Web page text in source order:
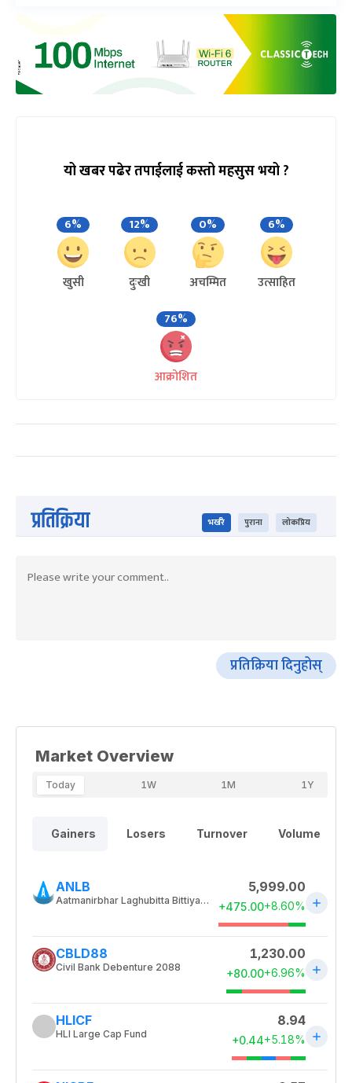
यो खबर पढेर तपाईलाई कस्तो महसुस भयो ?
6%
खुसी
12%
दुःखी
0%
अचम्मित
6%
उत्साहित
76%
आक्रोशित
प्रतिक्रिया भर्खरै पुराना लोकप्रिय
प्रतिक्रिया दिनुहोस्